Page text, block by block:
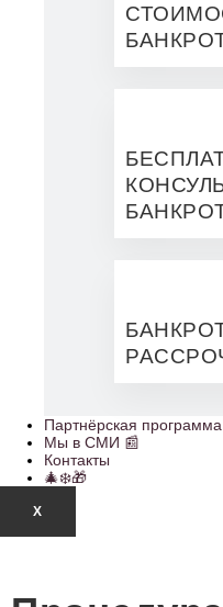
Партнёрская
Мы в СМИ 📰
Контакты
🎄❄️🎁
X